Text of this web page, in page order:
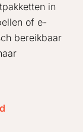
in
of e-
bereikbaar